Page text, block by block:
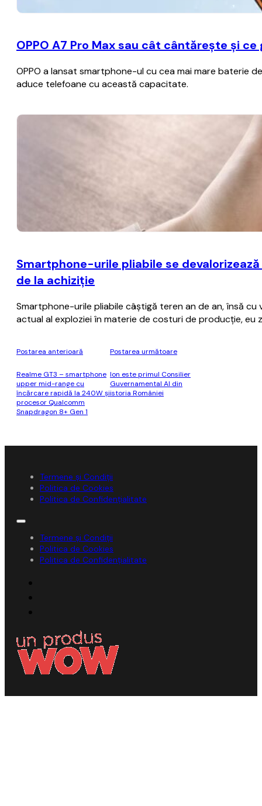
OPPO A7 Pro Max sau cât cântărește și
OPPO a lansat smartphone-ul cu cea mai mare baterie
aduce telefoane cu această capacitate.
Smartphone-urile pliabile se
de la achiziţie
Smartphone-urile pliabile câştigă teren an de an, însă
actual al exploziei în materie de costuri de producţie,
Postarea anterioară
Realme GT3 – smartphone
upper mid-range cu
încărcare rapidă la 240W şi
procesor Qualcomm
Snapdragon 8+ Gen 1
Postarea următoare
Ion este primul Consilier
Guvernamental AI din
istoria României
Termene și Condiții
Politica de Cookies
Politica de Confidențialitate
Termene și Condiții
Politica de Cookies
Politica de Confidențialitate